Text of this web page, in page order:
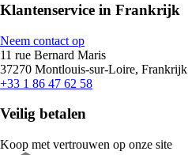
Klantenservice in Frankrijk
Neem contact op
11 rue Bernard Maris
37270 Montlouis-sur-Loire, Frankrijk
+33 1 86 47 62 58
Veilig betalen
Koop met vertrouwen op onze site